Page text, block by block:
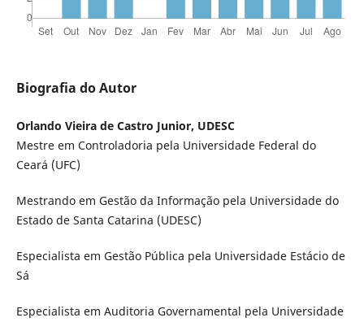
Biografia do Autor
Orlando Vieira de Castro Junior, UDESC
Mestre em Controladoria pela Universidade Federal do
Ceará (UFC)
Mestrando em Gestão da Informação pela Universidade do
Estado de Santa Catarina (UDESC)
Especialista em Gestão Pública pela Universidade Estácio de
Sá
Especialista em Auditoria Governamental pela Universidade